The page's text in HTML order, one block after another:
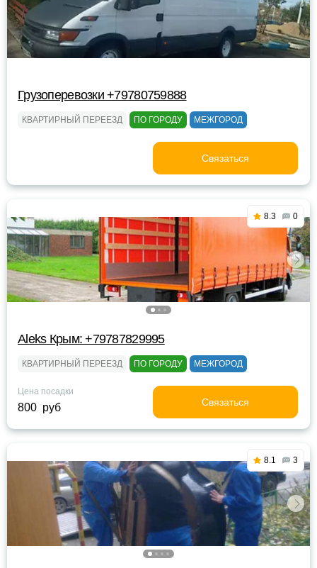
Грузоперевозки +79780759888
КВАРТИРНЫЙ ПЕРЕЕЗД ПО ГОРОДУ МЕЖГОРОД
Связаться
8.3 0
Aleks Крым: +79787829995
КВАРТИРНЫЙ ПЕРЕЕЗД ПО ГОРОДУ МЕЖГОРОД
Цена посадки
800 руб Связаться
8.1 3